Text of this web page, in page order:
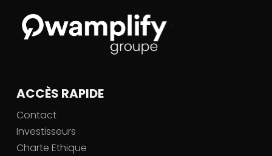
ACCÈS RAPIDE
Contact
Investisseurs
Charte Ethique